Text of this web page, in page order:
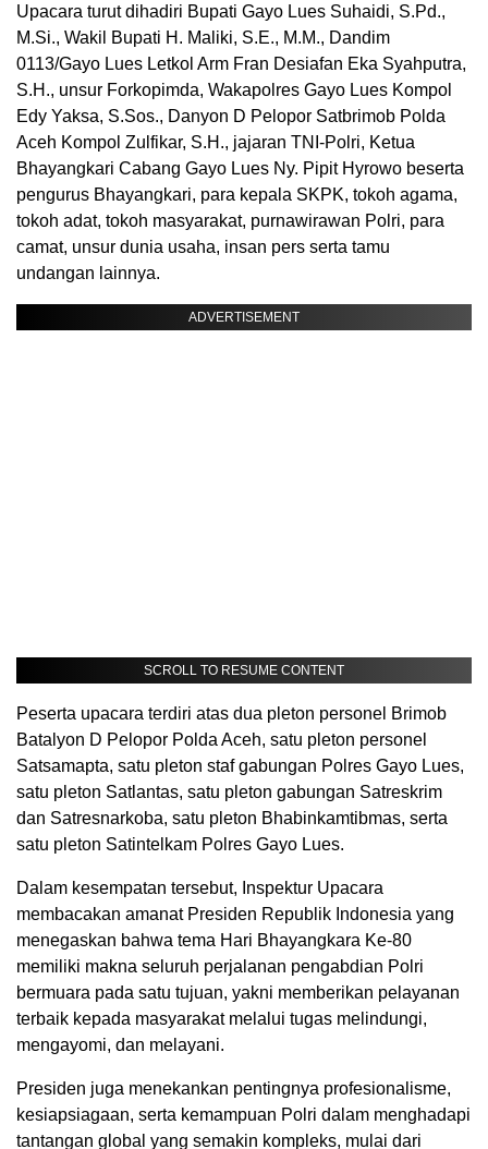
Upacara turut dihadiri Bupati Gayo Lues Suhaidi, S.Pd.,
M.Si., Wakil Bupati H. Maliki, S.E., M.M., Dandim
0113/Gayo Lues Letkol Arm Fran Desiafan Eka Syahputra,
S.H., unsur Forkopimda, Wakapolres Gayo Lues Kompol
Edy Yaksa, S.Sos., Danyon D Pelopor Satbrimob Polda
Aceh Kompol Zulfikar, S.H., jajaran TNI-Polri, Ketua
Bhayangkari Cabang Gayo Lues Ny. Pipit Hyrowo beserta
pengurus Bhayangkari, para kepala SKPK, tokoh agama,
tokoh adat, tokoh masyarakat, purnawirawan Polri, para
camat, unsur dunia usaha, insan pers serta tamu
undangan lainnya.
ADVERTISEMENT
SCROLL TO RESUME CONTENT
Peserta upacara terdiri atas dua pleton personel Brimob
Batalyon D Pelopor Polda Aceh, satu pleton personel
Satsamapta, satu pleton staf gabungan Polres Gayo Lues,
satu pleton Satlantas, satu pleton gabungan Satreskrim
dan Satresnarkoba, satu pleton Bhabinkamtibmas, serta
satu pleton Satintelkam Polres Gayo Lues.
Dalam kesempatan tersebut, Inspektur Upacara
membacakan amanat Presiden Republik Indonesia yang
menegaskan bahwa tema Hari Bhayangkara Ke-80
memiliki makna seluruh perjalanan pengabdian Polri
bermuara pada satu tujuan, yakni memberikan pelayanan
terbaik kepada masyarakat melalui tugas melindungi,
mengayomi, dan melayani.
Presiden juga menekankan pentingnya profesionalisme,
kesiapsiagaan, serta kemampuan Polri dalam menghadapi
tantangan global yang semakin kompleks, mulai dari